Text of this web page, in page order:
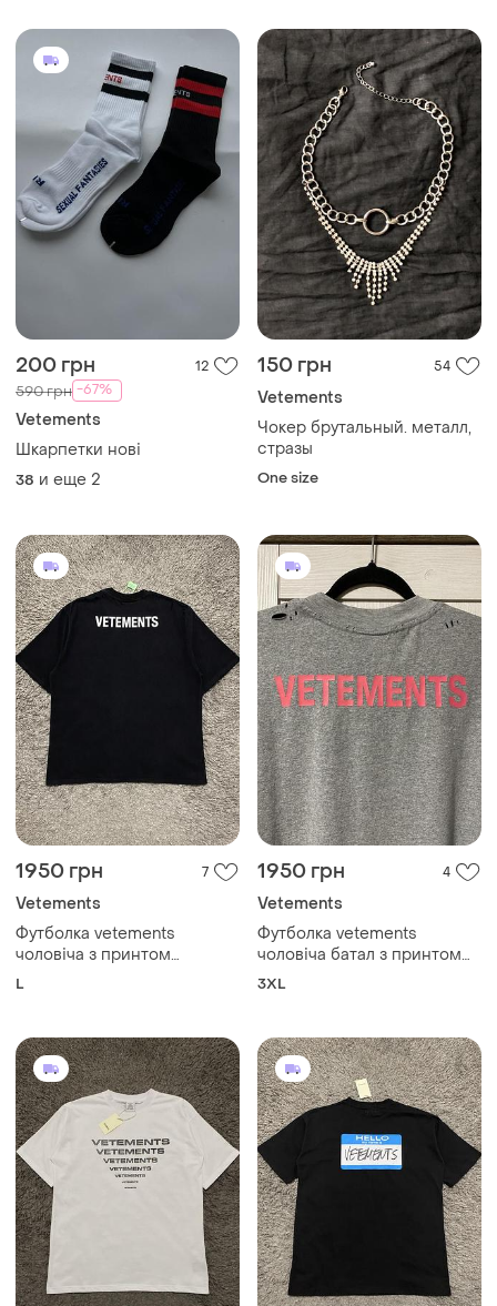
200 грн 12
590 грн -67%
Vetements
Шкарпетки нові
38 и еще 2
150 грн 54
Vetements
Чокер брутальный. металл,
стразы
One size
1950 грн 7
Vetements
Футболка vetements
чоловіча з принтом
оверсайз унісекс з дірками
L
1950 грн 4
Vetements
Футболка vetements
чоловіча батал з принтом
оверсайз унісекс з дірками
3XL